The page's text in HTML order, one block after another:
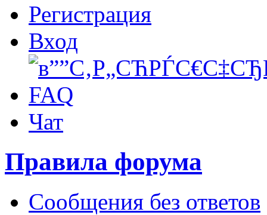
Регистрация
Вход
FAQ
Чат
Правила форума
Сообщения без ответов